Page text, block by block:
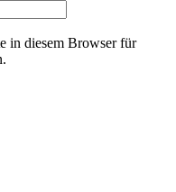
in diesem Browser für